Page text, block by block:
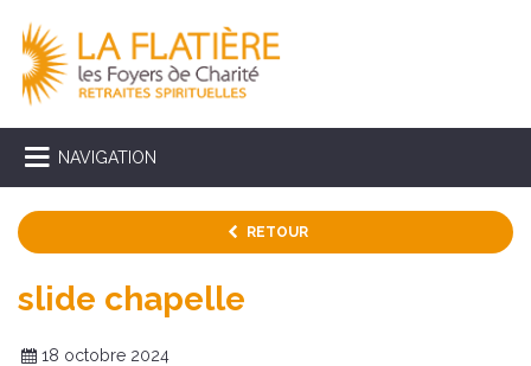
NAVIGATION
RETOUR
slide chapelle
18 octobre 2024